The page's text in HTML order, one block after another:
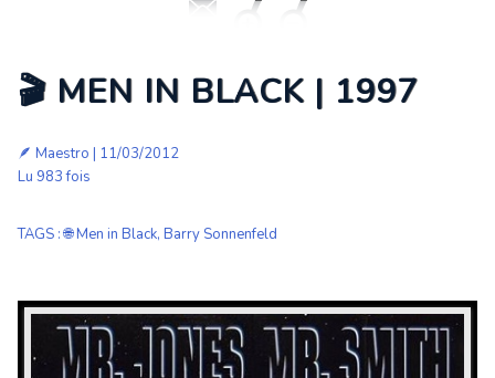
🎬 MEN IN BLACK | 1997
🪶 Maestro | 11/03/2012
Lu 983 fois
TAGS :🌐 Men in Black, Barry Sonnenfeld